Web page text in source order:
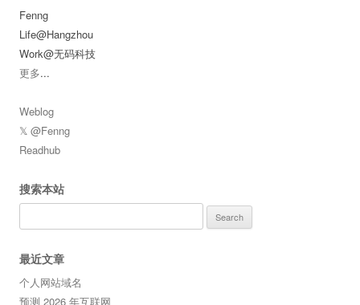
Fenng
Life@Hangzhou
Work@无码科技
更多...
Weblog
𝕏 @Fenng
Readhub
搜索本站
for:
最近文章
个人网站域名
预测 2026 年互联网